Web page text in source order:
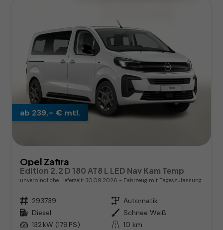
ab 239,– € mtl.
Opel Zafira
Edition 2.2 D 180 AT8 L LED Nav Kam Temp
unverbindliche Lieferzeit: 30.09.2026 Fahrzeug mit Tageszulassung
Fahrzeugnr. 293739 Getriebe Automatik
Kraftstoff Diesel Außenfarbe Schnee Weiß
Leistung 132 kW (179 PS) Kilometerstand 10 km